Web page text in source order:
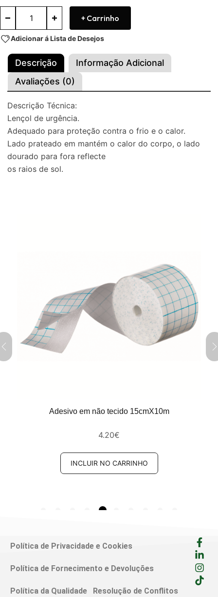
+ Carrinho
Adicionar á Lista de Desejos
Descrição
Informação Adicional
Avaliações (0)
Descrição Técnica:
Lençol de urgência.
Adequado para proteção contra o frio e o calor.
Lado prateado em mantém o calor do corpo, o lado
dourado para fora reflecte
os raios de sol.
Adesivo em não tecido 15cmX10m
4.20€
INCLUIR NO CARRINHO
Política de Privacidade e Cookies
Política de Fornecimento e Devoluções
Política da Qualidade Resolução de Conflitos